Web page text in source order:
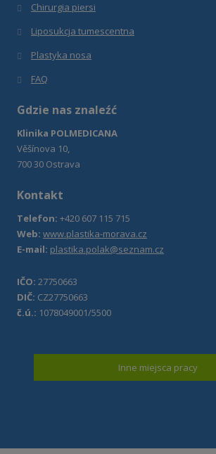
Chirurgia piersi
Liposukcja tumescentna
Plastyka nosa
FAQ
Gdzie nas znaleźć
Klinika POLMEDICANA
Věšínova 10,
700 30 Ostrava
Kontakt
Telefon: +420 607 115 715
Web: www.plastika-morava.cz
E-mail: plastika.polak@seznam.cz
IČO: 27750663
DIČ: CZ27750663
č.ú.: 1078049001/5500
Inne miejsca pracy